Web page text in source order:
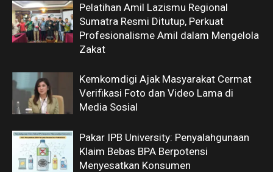
Pelatihan Amil Lazismu Regional
Sumatra Resmi Ditutup, Perkuat
Profesionalisme Amil dalam Mengelola
Zakat
Kemkomdigi Ajak Masyarakat Cermat
Verifikasi Foto dan Video Lama di
Media Sosial
Pakar IPB University: Penyalahgunaan
Klaim Bebas BPA Berpotensi
Menyesatkan Konsumen